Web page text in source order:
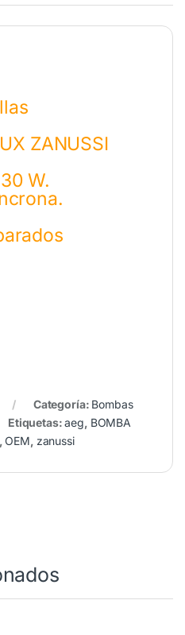
ZANUSSI
W.
Categoría: Bombas
Etiquetas:aeg, BOMBA
,OEM, zanussi